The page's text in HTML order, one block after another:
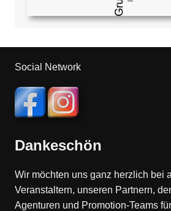
Social Network
Dankeschön
Wir möchten uns ganz herzlich bei
Veranstaltern, unseren Partnern,
Agenturen und Promotion-Teams